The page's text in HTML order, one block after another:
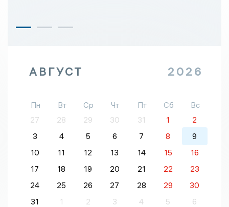
АВГУСТ 2026
Пн Вт Ср Чт Пт Сб
Вс
27
28 29 30 31 1
2
3
4 5 6 7 8
9
10
11 12 13 14 15
16
17
18 19 20 21 22
23
24
25 26 27 28 29
30
31
1 2 3 4 5 6